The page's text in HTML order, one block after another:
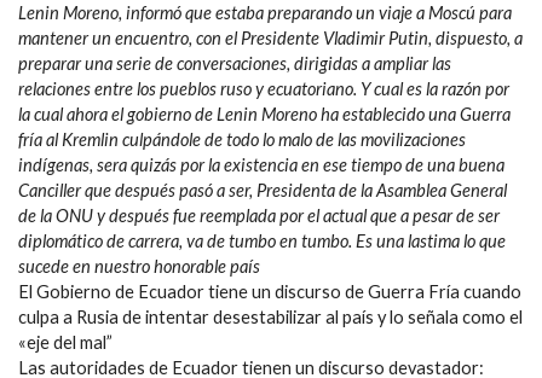
Lenin Moreno, informó que estaba preparando un viaje a Moscú para
mantener un encuentro, con el Presidente Vladimir Putin, dispuesto, a
preparar una serie de conversaciones, dirigidas a ampliar las
relaciones entre los pueblos ruso y ecuatoriano. Y cual es la razón por
la cual ahora el gobierno de Lenin Moreno ha establecido una Guerra
fría al Kremlin culpándole de todo lo malo de las movilizaciones
indígenas, sera quizás por la existencia en ese tiempo de una buena
Canciller que después pasó a ser, Presidenta de la Asamblea General
de la ONU y después fue reemplada por el actual que a pesar de ser
diplomático de carrera, va de tumbo en tumbo. Es una lastima lo que
sucede en nuestro honorable país
El Gobierno de Ecuador tiene un discurso de Guerra Fría cuando
culpa a Rusia de intentar desestabilizar al país y lo señala como el
«eje del mal”
Las autoridades de Ecuador tienen un discurso devastador: